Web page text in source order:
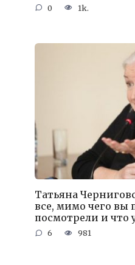
0 1k.
Татьяна
все, мимо чего вы
посмотрели и что
6 981